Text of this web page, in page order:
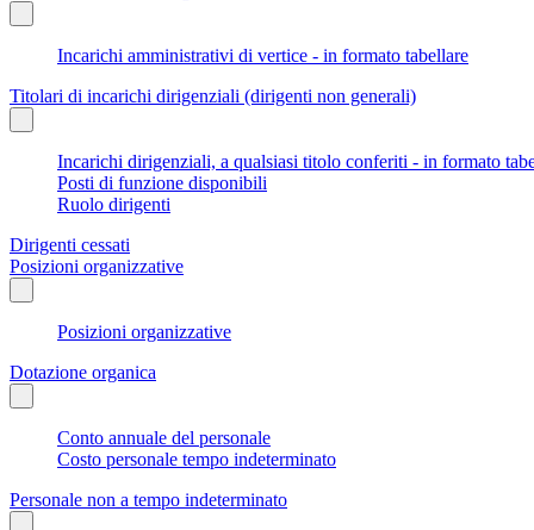
Incarichi amministrativi di vertice - in formato tabellare
Titolari di incarichi dirigenziali (dirigenti non generali)
Incarichi dirigenziali, a qualsiasi titolo conferiti - in formato
Posti di funzione disponibili
Ruolo dirigenti
Dirigenti cessati
Posizioni organizzative
Posizioni organizzative
Dotazione organica
Conto annuale del personale
Costo personale tempo indeterminato
Personale non a tempo indeterminato